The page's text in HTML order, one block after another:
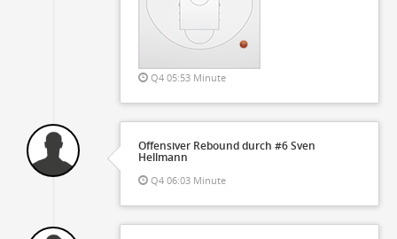
Q4 05:53 Minute
Offensiver Rebound durch #6 Sven
Hellmann
Q4 06:03 Minute